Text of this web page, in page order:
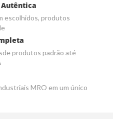
escolhidos, produtos
produtos padrão até
MRO em um único